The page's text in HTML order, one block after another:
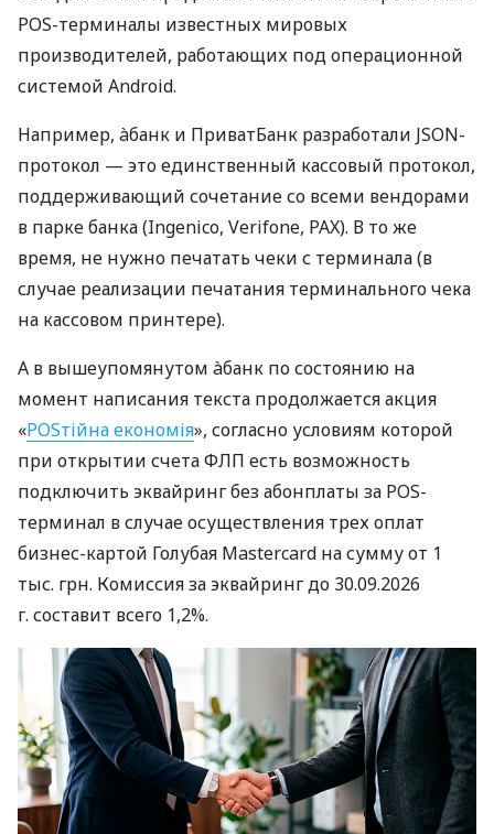
POS-терминалы известных мировых
производителей, работающих под операционной
системой Android.
Например, àбанк и ПриватБанк разработали JSON-
протокол — это единственный кассовый протокол,
поддерживающий сочетание со всеми вендорами
в парке банка (Ingenico, Verifone, PAX). В то же
время, не нужно печатать чеки с терминала (в
случае реализации печатания терминального чека
на кассовом принтере).
А в вышеупомянутом àбанк по состоянию на
момент написания текста продолжается акция
«POSтійна економія», согласно условиям которой
при открытии счета ФЛП есть возможность
подключить эквайринг без абонплаты за POS-
терминал в случае осуществления трех оплат
бизнес-картой Голубая Mastercard на сумму от 1
тыс. грн. Комиссия за эквайринг до 30.09.2026
г. составит всего 1,2%.